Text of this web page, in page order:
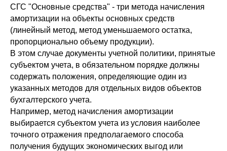
СГС "Основные средства" - три метода начисления
амортизации на объекты основных средств
(линейный метод, метод уменьшаемого остатка,
пропорционально объему продукции).
В этом случае документы учетной политики, принятые
субъектом учета, в обязательном порядке должны
содержать положения, определяющие один из
указанных методов для отдельных видов объектов
бухгалтерского учета.
Например, метод начисления амортизации
выбирается субъектом учета из условия наиболее
точного отражения предполагаемого способа
получения будущих экономических выгод или